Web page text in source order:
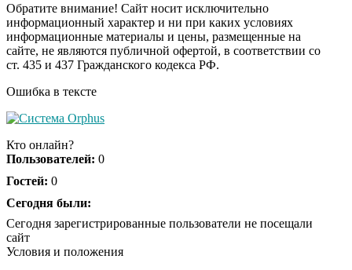
i
Ролик длится пару
секунд, но вы будете в
шоке от увиденного
Ржу не переставая, это
Ролик из Омска: вы
Обратите внимание! Сайт носит исключительно
информационный характер и ни при каких условиях
информационные материалы и цены, размещенные на
сайте, не являются публичной офертой, в соответствии со
ст. 435 и 437 Гражданского кодекса РФ.
Ошибка в тексте
Кто онлайн?
Пользователей: 0
Гостей: 0
Сегодня были:
Сегодня зарегистрированные пользователи не посещали
сайт
Условия и положения